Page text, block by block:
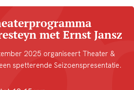
met Ernst Jansz
2025 organiseert Theater &
spetterende Seizoenspresentatie.